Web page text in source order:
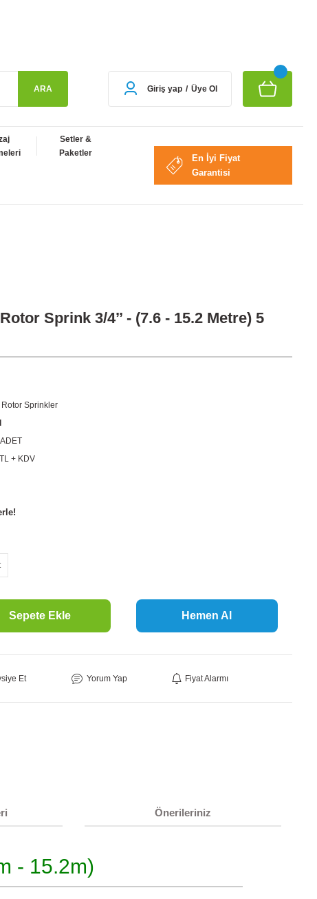
ARA Giriş yap / Üye Ol
Setler &
Paketler
En İyi Fiyat
Garantisi
Sprink 3/4’’ - (7.6 - 15.2 Metre) 5
Rotor Sprinkler
+ KDV
Sepete Ekle Hemen Al
Et Yorum Yap Fiyat Alarmı
Önerileriniz
- 15.2m)